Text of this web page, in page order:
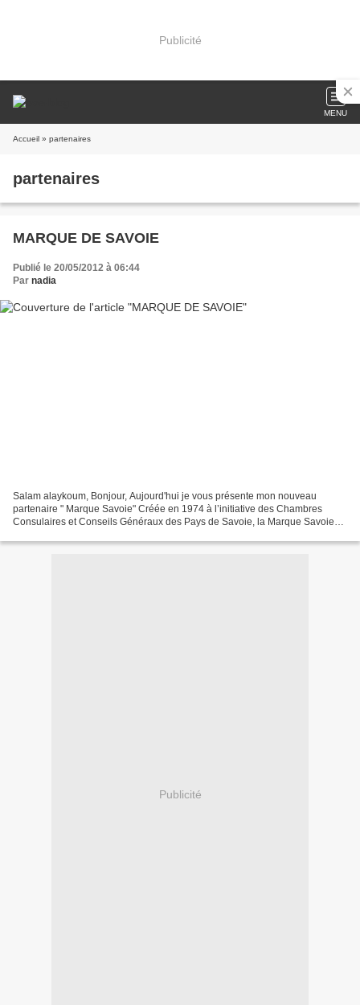
Publicité
MENU
Accueil » partenaires
partenaires
MARQUE DE SAVOIE
Publié le 20/05/2012 à 06:44
Par nadia
Salam alaykoum, Bonjour, Aujourd'hui je vous présente mon nouveau
partenaire " Marque Savoie" Créée en 1974 à l’initiative des Chambres
Consulaires et Conseils Généraux des Pays de Savoie, la Marque Savoie
Publicité